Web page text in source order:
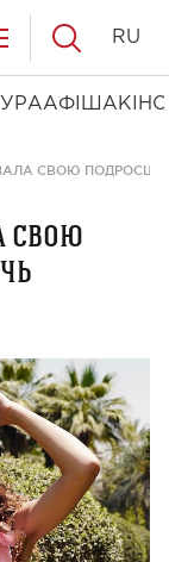
АФІША КІНО
RU
СВОЮ
свою